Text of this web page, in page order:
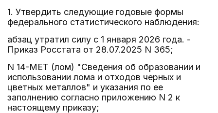
1. Утвердить следующие годовые формы
федерального статистического наблюдения:
абзац утратил силу с 1 января 2026 года. -
Приказ Росстата от 28.07.2025 N 365;
N 14-МЕТ (лом) "Сведения об образовании и
использовании лома и отходов черных и
цветных металлов" и указания по ее
заполнению согласно приложению N 2 к
настоящему приказу;